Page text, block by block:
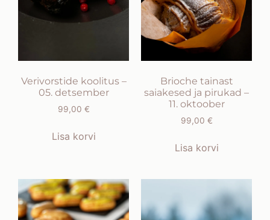
Verivorstide koolitus –
05. detsember
99,00 €
Lisa korvi
Brioche tainast
saiakesed ja pirukad –
11. oktoober
99,00 €
Lisa korvi